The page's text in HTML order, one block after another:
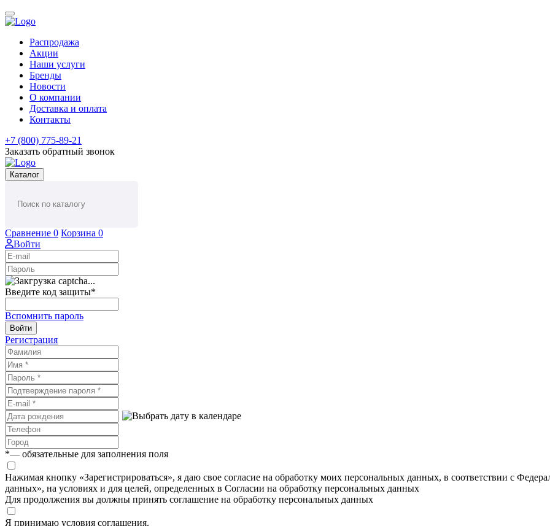
Распродажа
Акции
Наши услуги
Бренды
Новости
О компании
Доставка и оплата
Контакты
+7 (800) 775-89-21
Заказать обратный звонок
Каталог
Сравнение 0 Корзина 0
Войти
Введите код защиты*
Вспомнить пароль
Войти
Регистрация
*— обязательные для заполнения поля
Нажимая кнопку «Зарегистрироваться», я даю свое согласие на обработку моих персональных данных, в соответствии с
данных», на условиях и для целей, определенных в Согласии на обработку персональных данных
Для продолжения вы должны принять соглашение на обработку персональных данных
Я принимаю условия соглашения.